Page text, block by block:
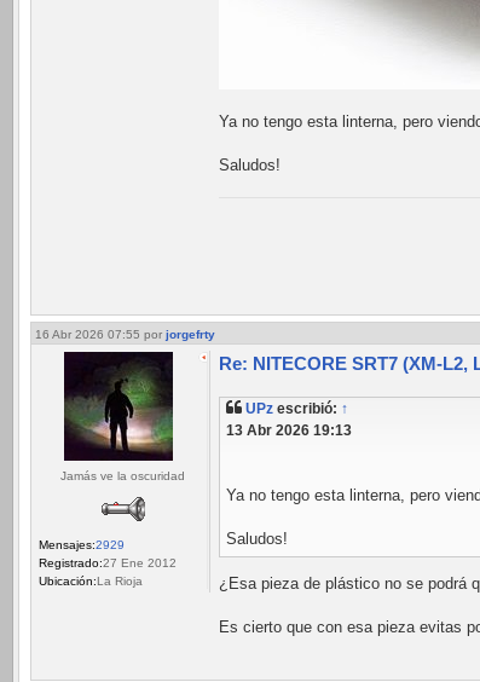
Ya no tengo esta linterna, pero
Saludos!
16 Abr 2026 07:55 por jorgefrty
Jamás ve la oscuridad
Mensajes:2929
Registrado:27 Ene 2012
Ubicación:La Rioja
Re: NITECORE SRT7 (XM-L2,
UPz escribió: ↑
13 Abr 2026 19:13
Ya no tengo esta linterna, pero
Saludos!
¿Esa pieza de plástico no se podrá
Es cierto que con esa pieza evitas